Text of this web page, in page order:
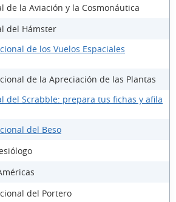
de la Aviación y la Cosmonáutica
del Hámster
de los Vuelos Espaciales
de la Apreciación de las Plantas
del Scrabble: prepara tus fichas y afila
del Beso
del Portero